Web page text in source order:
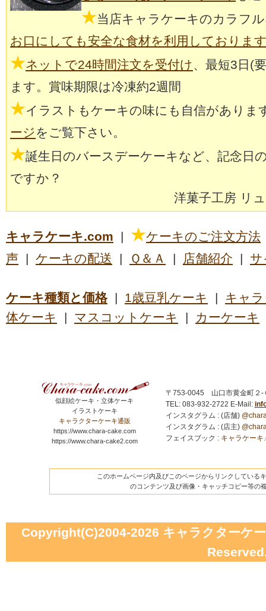
★当店キャラケーキのカラフ
お口にしても安全な食材を利用しておりま
★ネットで24時間注文を受付け、最短3日(
ます。賞味期限は冷凍約2週間
★イラストもケーキの味にも自信がありま
ージをご覧下さい。
★誕生日のバースデーケーキなど、記念日
ですか？
洋菓子工房 リ
キャラケーキ.com | ★ケーキのご注文方法
声 | ケーキの配送 | Ｑ＆Ａ | 店舗紹介 | サ
ケーキ種類と価格| 1歳豆乳ケーキ | キャ
体ケーキ
| マスコットケーキ | カーケーキ
似顔絵ケーキ・立体ケーキ
イラストケーキ
キャラクターケーキ通販
https://www.chara-cake.com
https://www.chara-cake2.com
〒753-0045 山口市黄金町
TEL: 083-932-2722 E-Mail:
インスタグラム : (店舗)
インスタグラム : (店主)
フェイスブック : キャラケー
このホームページ内及びこのページからリンクしている
のコンテンツ及び画像・キャッチコピー等の
Copyright(C)2004-2026 キャラクターケ